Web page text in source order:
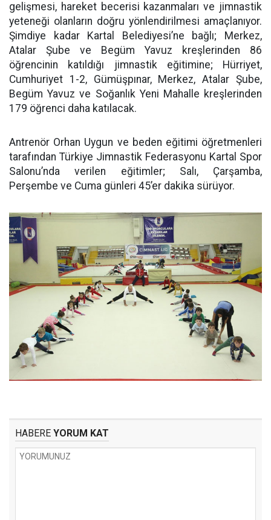
gelişmesi, hareket becerisi kazanmaları ve jimnastik
yeteneği olanların doğru yönlendirilmesi amaçlanıyor.
Şimdiye kadar Kartal Belediyesi’ne bağlı; Merkez,
Atalar Şube ve Begüm Yavuz kreşlerinden 86
öğrencinin katıldığı jimnastik eğitimine; Hürriyet,
Cumhuriyet 1-2, Gümüşpınar, Merkez, Atalar Şube,
Begüm Yavuz ve Soğanlık Yeni Mahalle kreşlerinden
179 öğrenci daha katılacak.
Antrenör Orhan Uygun ve beden eğitimi öğretmenleri
tarafından Türkiye Jimnastik Federasyonu Kartal Spor
Salonu’nda verilen eğitimler; Salı, Çarşamba,
Perşembe ve Cuma günleri 45’er dakika sürüyor.
HABERE YORUM KAT